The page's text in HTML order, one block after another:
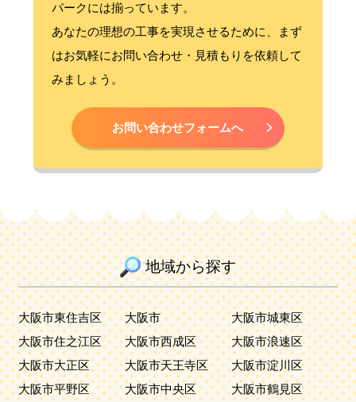
パークには揃っています。
あなたの理想の工事を実現させるために、まず
はお気軽にお問い合わせ・見積もりを依頼して
みましょう。
お問い合わせフォームへ
地域から探す
大阪市東住吉区 大阪市
大阪市城東区
大阪市住之江区
大阪市西成区
大阪市浪速区
大阪市大正区
大阪市天王寺区
大阪市淀川区
大阪市平野区
大阪市中央区
大阪市鶴見区